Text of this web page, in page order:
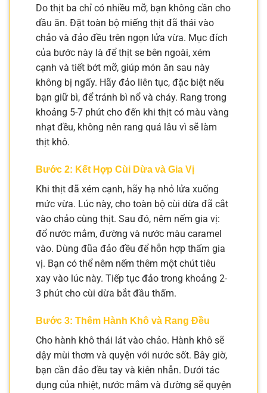
Do thịt ba chỉ có nhiều mỡ, bạn không cần cho
dầu ăn. Đặt toàn bộ miếng thịt đã thái vào
chảo và đảo đều trên ngọn lửa vừa. Mục đích
của bước này là để thịt se bên ngoài, xém
cạnh và tiết bớt mỡ, giúp món ăn sau này
không bị ngấy. Hãy đảo liên tục, đặc biệt nếu
bạn giữ bì, để tránh bì nổ và cháy. Rang trong
khoảng 5-7 phút cho đến khi thịt có màu vàng
nhạt đều, không nên rang quá lâu vì sẽ làm
thịt khô.
Bước 2: Kết Hợp Cùi Dừa và Gia Vị
Khi thịt đã xém cạnh, hãy hạ nhỏ lửa xuống
mức vừa. Lúc này, cho toàn bộ cùi dừa đã cắt
vào chảo cùng thịt. Sau đó, nêm nếm gia vị:
đổ nước mắm, đường và nước màu caramel
vào. Dùng đũa đảo đều để hỗn hợp thấm gia
vị. Bạn có thể nêm nếm thêm một chút tiêu
xay vào lúc này. Tiếp tục đảo trong khoảng 2-
3 phút cho cùi dừa bắt đầu thấm.
Bước 3: Thêm Hành Khô và Rang Đều
Cho hành khô thái lát vào chảo. Hành khô sẽ
dậy mùi thơm và quyện với nước sốt. Bây giờ,
bạn cần đảo đều tay và kiên nhẫn. Dưới tác
dụng của nhiệt, nước mắm và đường sẽ quyện